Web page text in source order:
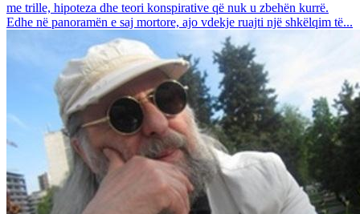
me trille, hipoteza dhe teori konspirative që nuk u zbehën kurrë.
Edhe në panoramën e saj mortore, ajo vdekje ruajti një shkëlqim të...